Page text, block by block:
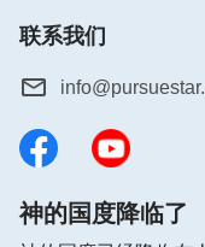
联系我们
神的国度降临了